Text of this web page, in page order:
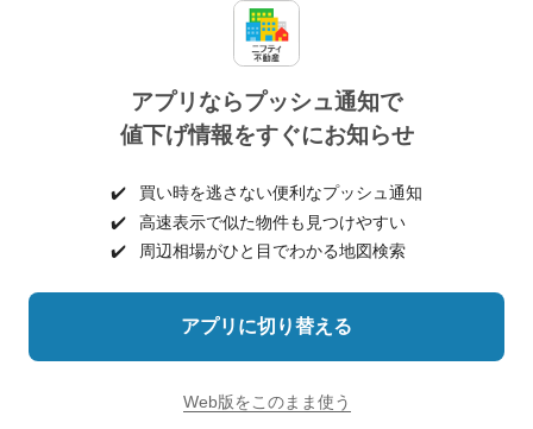
アプリならプッシュ通知で
値下げ情報をすぐにお知らせ
✔️
買い時を逃さない便利なプッシュ通知
✔️
高速表示で似た物件も見つけやすい
✔️
周辺相場がひと目でわかる地図検索
アプリに切り替える
Web版をこのまま使う
個人情報保護ポリシー 利用規約
ヘルプ・お問い合わせ 採用情報
©NIFTY Lifestyle Co., Ltd.